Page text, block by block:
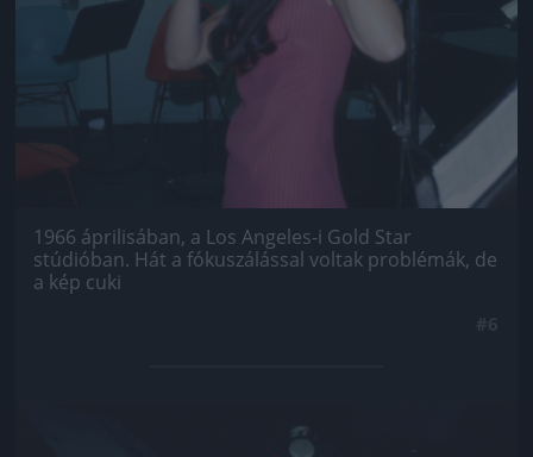
1966 áprilisában, a Los Angeles-i Gold Star
stúdióban. Hát a fókuszálással voltak problémák, de
a kép cuki
Jön még kép!